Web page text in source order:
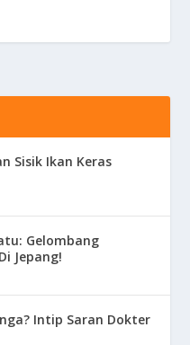
Sisik Ikan Keras
Gelombang
Jepang!
Intip Saran Dokter